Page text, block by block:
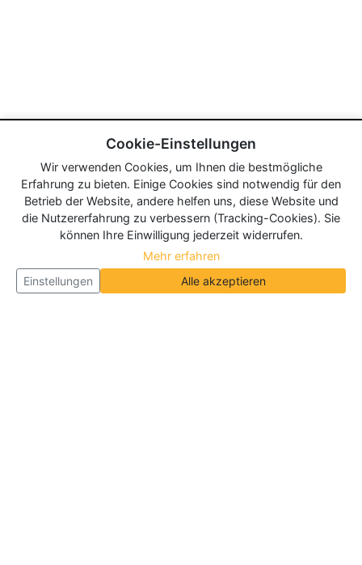
Cookie-Einstellungen
Wir verwenden Cookies, um Ihnen die bestmögliche
Erfahrung zu bieten. Einige Cookies sind notwendig für den
Betrieb der Website, andere helfen uns, diese Website und
die Nutzererfahrung zu verbessern (Tracking-Cookies). Sie
können Ihre Einwilligung jederzeit widerrufen.
Mehr erfahren
Einstellungen
Alle akzeptieren